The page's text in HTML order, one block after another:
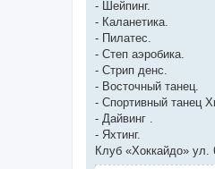
- Шейпинг.
- Каланетика.
- Пилатес.
- Степ аэробика.
- Стрип денс.
- Восточный танец.
- Спортивный танец
- Дайвинг .
- Яхтинг.
Клуб «Хоккайдо»